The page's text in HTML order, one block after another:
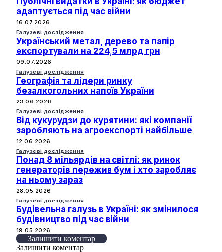
адаптується під час війни
16.07.2026
Галузеві дослідження
Український метал, дерево та папір
експортували на 224,5 млрд грн
09.07.2026
Галузеві дослідження
Географія та лідери ринку
безалкогольних напоїв України
23.06.2026
Галузеві дослідження
Від кукурудзи до курятини: які компанії
заробляють на агроекспорті найбільше
12.06.2026
Галузеві дослідження
Понад 8 мільярдів на світлі: як ринок
генераторів пережив бум і хто заробляє
на ньому зараз
28.05.2026
Галузеві дослідження
Будівельна галузь в Україні: як змінилося
будівництво під час війни
19.05.2026
Залишити коментар
Залишити коментар